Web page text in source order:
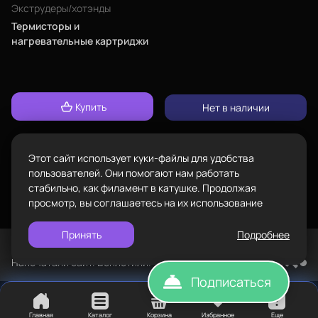
Экструдеры/хотэнды
Термисторы и
нагревательные картриджи
Купить Нет в наличии
BESTFILAMENT, 2026
Напечатали сайт. Воплотили. TopROI
Главная Каталог Корзина Избранное Еще
Каталог
Сопутствующие товары
Комплектующие
Подарочные сертификаты
Адрес
ул.Проезжая дом 9а
Задать вопрос
Политика конфиденциальности
Этот сайт использует куки-файлы для удобства
пользователей. Они помогают нам работать
стабильно, как филамент в катушке. Продолжая
просмотр, вы соглашаетесь на их использование
Принять Подробнее
Подписаться